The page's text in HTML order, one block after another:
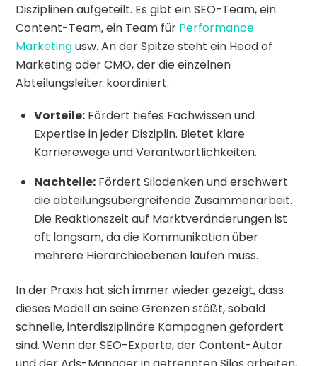
Disziplinen aufgeteilt. Es gibt ein SEO-Team, ein
Content-Team, ein Team für Performance
Marketingusw. An der Spitze steht ein Head of
Marketing oder CMO, der die einzelnen
Abteilungsleiter koordiniert.
Vorteile: Fördert tiefes Fachwissen und
Expertise in jeder Disziplin. Bietet klare
Karrierewege und Verantwortlichkeiten.
Nachteile: Fördert Silodenken und erschwert
die abteilungsübergreifende Zusammenarbeit.
Die Reaktionszeit auf Marktveränderungen ist
oft langsam, da die Kommunikation über
mehrere Hierarchieebenen laufen muss.
In der Praxis hat sich immer wieder gezeigt, dass
dieses Modell an seine Grenzen stößt, sobald
schnelle, interdisziplinäre Kampagnen gefordert
sind. Wenn der SEO-Experte, der Content-Autor